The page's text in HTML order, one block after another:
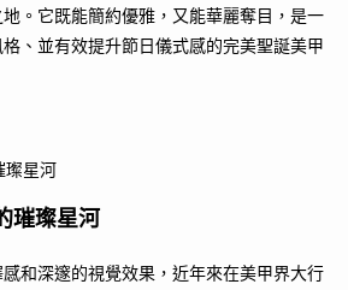
。它既能簡約優雅，又能華麗奪目，是一
、並有效提升節日儀式感的完美聖誕美甲
璀璨星河
和深邃的視覺效果，近年來在美甲界大行